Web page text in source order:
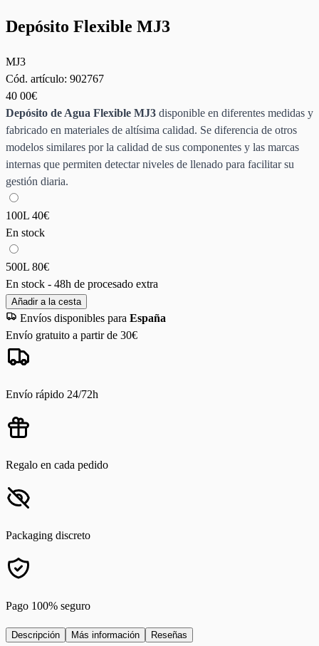
Depósito Flexible MJ3
MJ3
Cód. artículo: 902767
40 00€
Depósito de Agua Flexible MJ3 disponible en diferentes medidas y
fabricado en materiales de altísima calidad. Se diferencia de otros
modelos similares por la calidad de sus componentes y las marcas
internas que permiten detectar niveles de llenado para facilitar su
gestión diaria.
100L 40€
En stock
500L 80€
En stock - 48h de procesado extra
Añadir a la cesta
Envíos disponibles para España
Envío gratuito a partir de 30€
Envío rápido 24/72h
Regalo en cada pedido
Packaging discreto
Pago 100% seguro
Descripción Más información Reseñas